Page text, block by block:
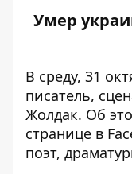
Умер
В среду, 31
писатель,
Жолдак. Об
странице в
поэт,